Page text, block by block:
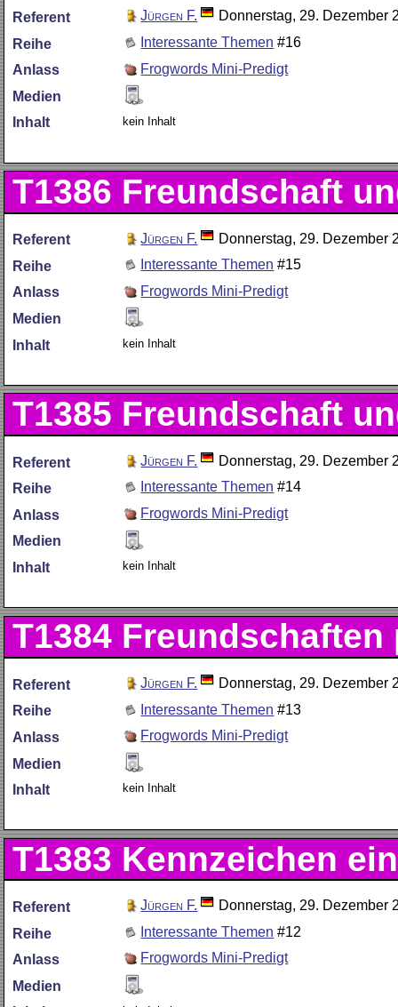
Referent Jürgen F.
Donnerstag, 29. Dezember
Reihe
Interessante Themen #16
Anlass
Frogwords Mini-Predigt
Medien
Inhalt
kein Inhalt
T1386 Freundschaft
Referent Jürgen F.
Donnerstag, 29. Dezember
Reihe
Interessante Themen #15
Anlass
Frogwords Mini-Predigt
Medien
Inhalt
kein Inhalt
T1385 Freundschaft
Referent Jürgen F.
Donnerstag, 29. Dezember
Reihe
Interessante Themen #14
Anlass
Frogwords Mini-Predigt
Medien
Inhalt
kein Inhalt
T1384
Referent Jürgen F.
Donnerstag, 29. Dezember
Reihe
Interessante Themen #13
Anlass
Frogwords Mini-Predigt
Medien
Inhalt
kein Inhalt
T1383 Kennzeichen
Referent Jürgen F.
Donnerstag, 29. Dezember
Reihe
Interessante Themen #12
Anlass
Frogwords Mini-Predigt
Medien